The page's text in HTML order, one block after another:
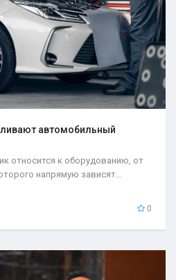
автомобильный
относится к оборудованию, от
напрямую зависят...
0